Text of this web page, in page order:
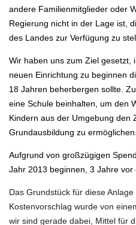
andere Familienmitglieder oder
Regierung nicht in der Lage ist,
des Landes zur Verfügung zu
Wir haben uns zum Ziel gesetzt,
neuen Einrichtung zu beginnen
18 Jahren beherbergen sollte.
eine Schule beinhalten, um den
Kindern aus der Umgebung den
Grundausbildung zu ermöglichen.
Aufgrund von großzügigen
Jahr 2013 beginnen, 3 Jahre vor
Das Grundstück für diese
Kostenvorschlag wurde von
wir sind gerade dabei, Mittel für